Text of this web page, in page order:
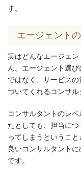
す。
エージェント
実はどんなエージェ
ん。エージェント選
ではなく、サービス
ついてくれるコンサル
コンサルタントのレ
たとしても、担当に
ってしまうというこ
良いコンサルタント
です。